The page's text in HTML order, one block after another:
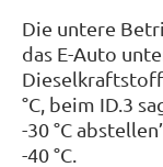
Die untere
das E-Auto
°C, beim ID.3
-30 °C
-40 °C.